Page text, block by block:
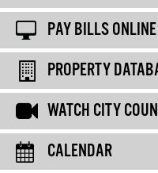
PAY BILLS ONLINE
PROPERTY
WATCH CITY
CALENDAR